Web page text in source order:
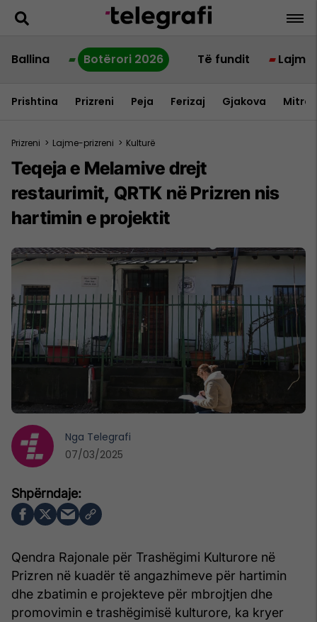
Ballina Botërori 2026 Të fundit Lajme
Prishtina Prizreni Peja Ferizaj Gjakova
Prizreni > Lajme-prizreni > Kulturë
Teqeja e Melamive drejt
restaurimit, QRTK në Prizren nis
hartimin e projektit
Qendra Rajonale për Trashëgimi Kulturore në
Prizren në kuadër të angazhimeve për hartimin
dhe zbatimin e projekteve për mbrojtjen dhe
promovimin e trashëgimisë kulturore, ka kryer
Nga Telegrafi
07/03/2025